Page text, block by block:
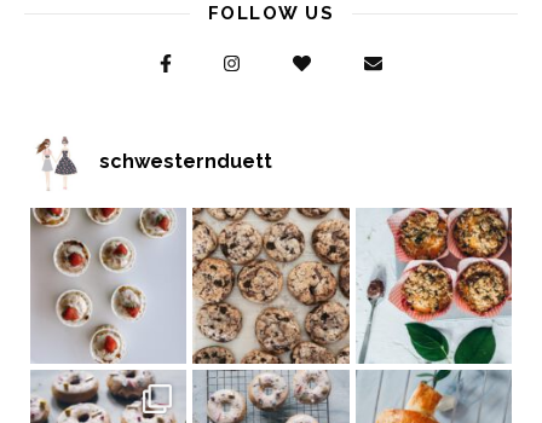
FOLLOW US
schwesternduett